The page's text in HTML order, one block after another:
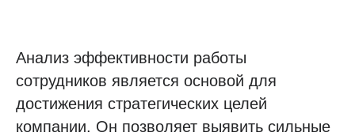
Анализ эффективности работы
сотрудников является основой для
достижения стратегических целей
компании. Он позволяет выявить сильные